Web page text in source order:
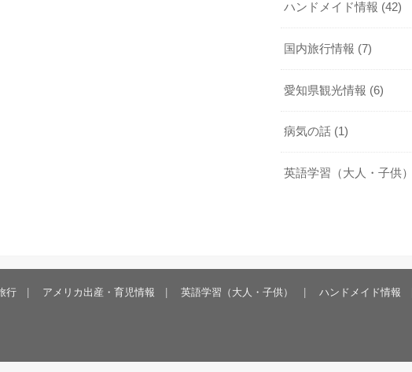
ハンドメイド情報 (42)
国内旅行情報 (7)
愛知県観光情報 (6)
病気の話 (1)
英語学習（大人・子供）
行 アメリカ出産・育児情報 英語学習（大人・子供） ハンドメイド情報